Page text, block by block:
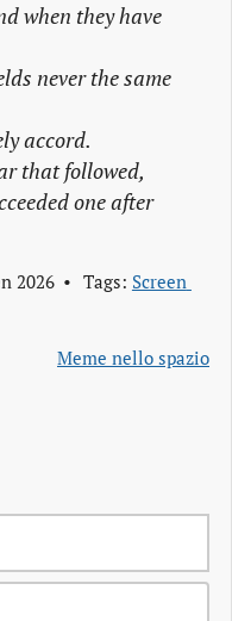
when they have
never the same
accord.
that followed,
one after
2026 Tags: Screen
Meme nello spazio